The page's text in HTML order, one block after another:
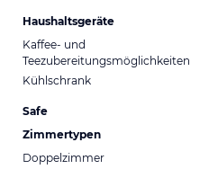
Haushaltsgeräte
Kaffee- und
Teezubereitungsmöglichkeiten
Kühlschrank
Safe
Zimmertypen
Doppelzimmer